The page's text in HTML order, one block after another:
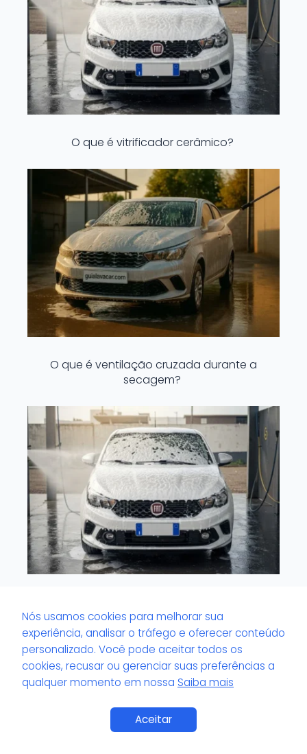
O que é vitrificador cerâmico?
O que é ventilação cruzada durante a
secagem?
Nós usamos cookies para melhorar sua
experiência, analisar o tráfego e oferecer conteúdo
personalizado. Você pode aceitar todos os
cookies, recusar ou gerenciar suas preferências a
qualquer momento em nossa Saiba mais
AceitarSaiba Mais